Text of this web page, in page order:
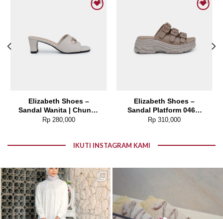
Elizabeth Shoes –
Sandal Wanita | Chunky
Heels 0370-0261
Rp280,000
Elizabeth Shoes –
Sandal Platform 0468-
0268
Rp 310,000
IKUTI INSTAGRAM KAMI